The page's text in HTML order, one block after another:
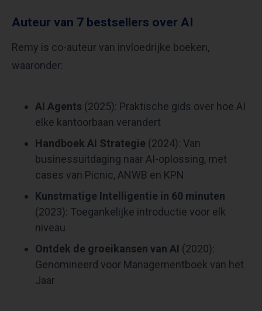
Auteur van 7 bestsellers over AI
Remy is co-auteur van invloedrijke boeken,
waaronder:
AI Agents (2025): Praktische gids over hoe AI
elke kantoorbaan verandert
Handboek AI Strategie (2024): Van
businessuitdaging naar AI-oplossing, met
cases van Picnic, ANWB en KPN
Kunstmatige Intelligentie in 60 minuten
(2023): Toegankelijke introductie voor elk
niveau
Ontdek de groeikansen van AI (2020):
Genomineerd voor Managementboek van het
Jaar